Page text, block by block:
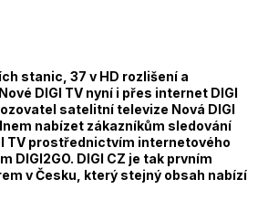
stanic, 37 v HD rozlišení a
DIGI TV nyní i přes internet DIGI
satelitní televize Nová DIGI
nabízet zákazníkům sledování
TV prostřednictvím internetového
DIGI2GO. DIGI CZ je tak prvním
v Česku, který stejný obsah nabízí